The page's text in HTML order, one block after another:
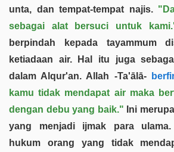
unta, dan tempat-tempat najis.
sebagai alat bersuci untuk
berpindah kepada tayammum
ketiadaan air. Hal itu juga
dalam Alqur'an. Allah -Ta'ālā-
kamu tidak mendapat air maka
dengan debu yang baik." Ini
yang menjadi ijmak para ulama.
hukum orang yang tidak